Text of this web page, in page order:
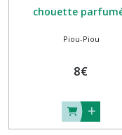
chouette
Piou-Piou
8€